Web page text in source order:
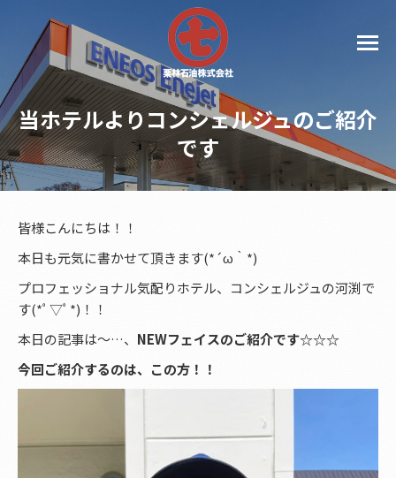
当ホテルよりコンシェルジュのご紹介
です
皆様こんにちは！！
本日も元気に書かせて頂きます(*´ω｀*)
プロフェッショナル気配りホテル、コンシェルジュの河渕で
す(*ﾟ▽ﾟ*)！！
本日の記事は〜…、 NEWフェイスのご紹介です☆☆☆
今回ご紹介するのは、この方！！